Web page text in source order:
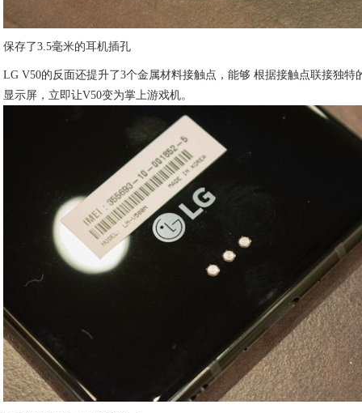
保存了3.5毫米的耳机插孔
LG V50的反面还提升了3个金属材料接触点，能够 根据接触点联接独特
显示屏，立即让V50变为掌上游戏机。